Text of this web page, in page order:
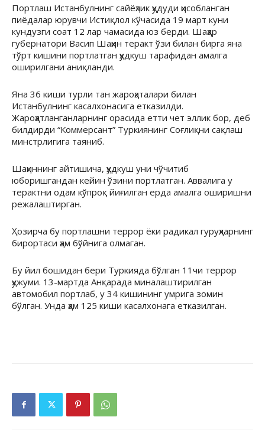
Портлаш Истанбулнинг сайёҳлик ҳудуди ҳисобланган
пиёдалар юрувчи Истиқлол кўчасида 19 март куни
кундузги соат 12 лар чамасида юз берди. Шаҳар
губернатори Васип Шаҳин теракт ўзи билан бирга яна
тўрт кишини портлатган ҳудкуш тарафидан амалга
оширилгани аниқланди.
Яна 36 киши турли тан жароҳаталари билан
Истанбулнинг касалхонасига етказилди.
Жароҳатланганларнинг орасида етти чет эллик бор, деб
билдирди “Коммерсант” Туркиянинг Соғлиқни сақлаш
минстрлигига таяниб.
Шаҳиннинг айтишича, ҳудкуш уни чўчитиб
юборишгандан кейин ўзини портлатган. Аввалига у
терактни одам кўпроқ йиғилган ерда амалга оширишни
режалаштирган.
Ҳозирча бу портлашни террор ёки радикал гуруҳларнинг
бирортаси ҳам бўйнига олмаган.
Бу йил бошидан бери Туркияда бўлган 11чи террор
ҳужуми. 13-мартда Анқарада миналаштирилган
автомобил портлаб, у 34 кишининг умрига зомин
бўлган. Унда ҳам 125 киши касалхонага етказилган.